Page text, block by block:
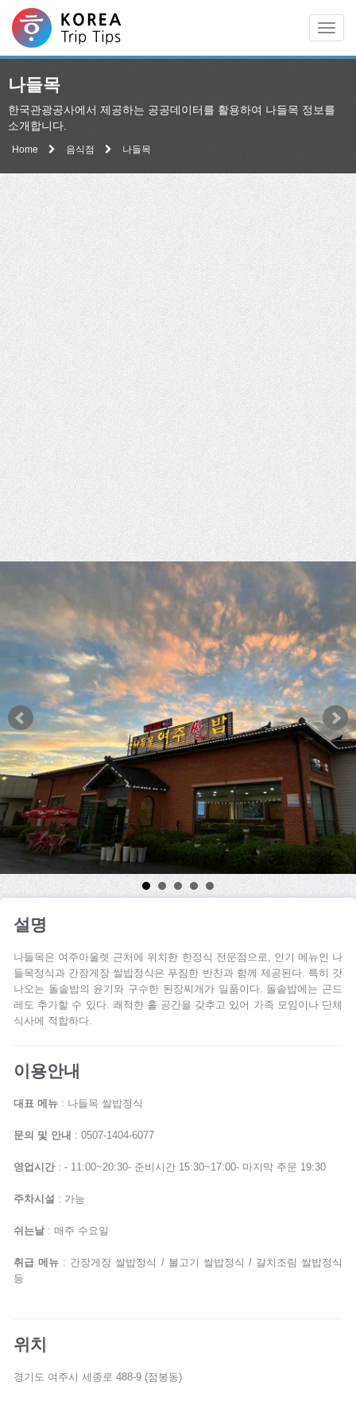
나들목
한국관광공사에서 제공하는 공공데이터를 활용하여 나들목 정보를
소개합니다.
Home 음식점 나들목
설명
나들목은 여주아울렛 근처에 위치한 한정식 전문점으로, 인기 메뉴인 나
들목정식과 간장게장 쌀밥정식은 푸짐한 반찬과 함께 제공된다. 특히 갓
나오는 돌솥밥의 윤기와 구수한 된장찌개가 일품이다. 돌솥밥에는 곤드
레도 추가할 수 있다. 쾌적한 홀 공간을 갖추고 있어 가족 모임이나 단체
식사에 적합하다.
이용안내
대표 메뉴 : 나들목 쌀밥정식
문의 및 안내 : 0507-1404-6077
영업시간 : - 11:00~20:30- 준비시간 15:30~17:00- 마지막 주문 19:30
주차시설 : 가능
쉬는날 : 매주 수요일
취급 메뉴 : 간장게장 쌀밥정식 / 불고기 쌀밥정식 / 갈치조림 쌀밥정식
등
위치
경기도 여주시 세종로 488-9 (점봉동)